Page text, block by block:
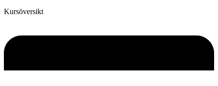
Kursöversikt